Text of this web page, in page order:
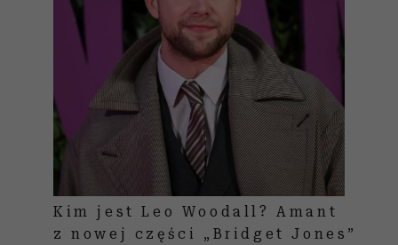
Kim jest Leo Woodall? Amant
z nowej części „Bridget Jones”